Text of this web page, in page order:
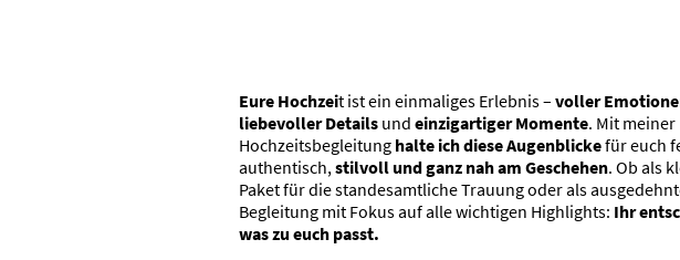
Eure Hochzeit ist ein einmaliges Erlebnis – voller
liebevoller Details und einzigartiger Momente. Mit meiner
Hochzeitsbegleitung halte ich diese Augenblickefür euch
authentisch, stilvoll und ganz nah am Geschehen. Ob als
Paket für die standesamtliche Trauung oder als
Begleitung mit Fokus auf alle wichtigen Highlights: Ihr
was zu euch passt.